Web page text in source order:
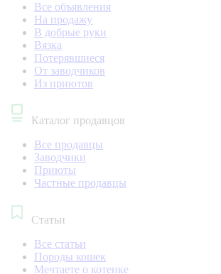
Все объявления
На продажу
В добрые руки
Вязка
Потерявшиеся
От заводчиков
Из приютов
Каталог продавцов
Все продавцы
Заводчики
Приюты
Частные продавцы
Статьи
Все статьи
Породы кошек
Мечтаете о котенке